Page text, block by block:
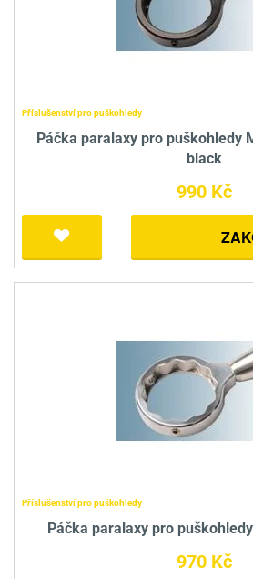
Příslušenství pro puškohledy
Páčka paralaxy pro puškohledy
black
990 Kč
Příslušenství pro puškohledy
Páčka paralaxy pro
970 Kč